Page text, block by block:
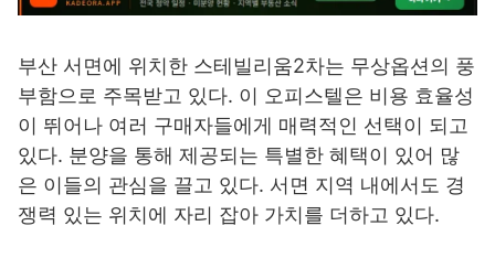
부산 서면에 위치한 스테빌리움2차는 무상옵션의 풍
부함으로 주목받고 있다. 이 오피스텔은 비용 효율성
이 뛰어나 여러 구매자들에게 매력적인 선택이 되고
있다. 분양을 통해 제공되는 특별한 혜택이 있어 많
은 이들의 관심을 끌고 있다. 서면 지역 내에서도 경
쟁력 있는 위치에 자리 잡아 가치를 더하고 있다.